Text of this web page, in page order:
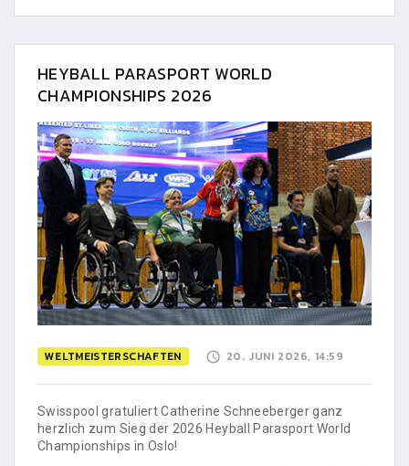
HEYBALL PARASPORT WORLD
CHAMPIONSHIPS 2026
WELTMEISTERSCHAFTEN 20. JUNI 2026, 14:59
Swisspool gratuliert Catherine Schneeberger ganz
herzlich zum Sieg der 2026 Heyball Parasport World
Championships in Oslo!